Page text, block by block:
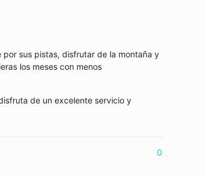
sus pistas, disfrutar de la montaña y
los meses con menos
de un excelente servicio y
0